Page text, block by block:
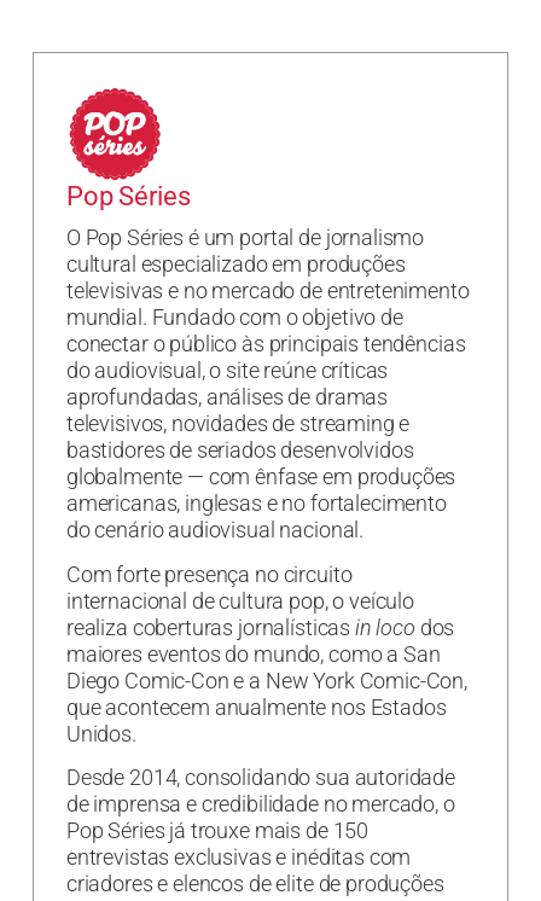
Pop Séries
O Pop Séries é um portal de jornalismo
cultural especializado em produções
televisivas e no mercado de entretenimento
mundial. Fundado com o objetivo de
conectar o público às principais tendências
do audiovisual, o site reúne críticas
aprofundadas, análises de dramas
televisivos, novidades de streaming e
bastidores de seriados desenvolvidos
globalmente — com ênfase em produções
americanas, inglesas e no fortalecimento
do cenário audiovisual nacional.
Com forte presença no circuito
internacional de cultura pop, o veículo
realiza coberturas jornalísticas in loco dos
maiores eventos do mundo, como a San
Diego Comic-Con e a New York Comic-Con,
que acontecem anualmente nos Estados
Unidos.
Desde 2014, consolidando sua autoridade
de imprensa e credibilidade no mercado, o
Pop Séries já trouxe mais de 150
entrevistas exclusivas e inéditas com
criadores e elencos de elite de produções